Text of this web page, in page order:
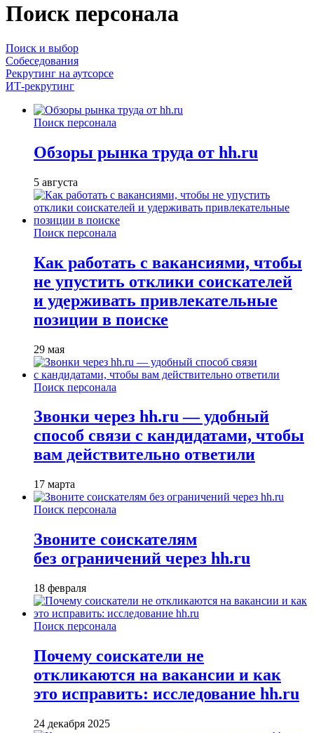
Поиск персонала
Поиск и выбор
Собеседования
Рекрутинг на аутсорсе
ИТ-рекрутинг
Поиск персонала
Обзоры рынка труда от hh.ru
5 августа
Поиск персонала
Как работать с вакансиями, чтобы
не упустить отклики соискателей
и удерживать привлекательные
позиции в поиске
29 мая
Поиск персонала
Звонки через hh.ru — удобный
способ связи с кандидатами, чтобы
вам действительно ответили
17 марта
Поиск персонала
Звоните соискателям
без ограничений через hh.ru
18 февраля
Поиск персонала
Почему соискатели не
откликаются на вакансии и как
это исправить: исследование hh.ru
24 декабря 2025